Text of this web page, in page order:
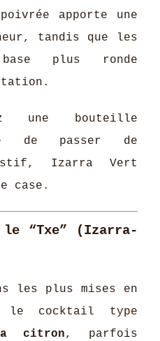
apporte une
tandis que les
plus ronde
une bouteille
de passer de
Izarra Vert
case.
“Txe” (Izarra-
les plus mises en
le cocktail type
citron, parfois